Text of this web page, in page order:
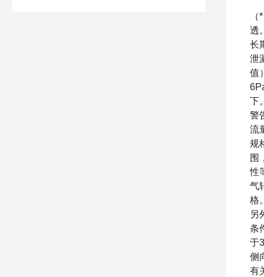
透
长
泄
值
下
警
流
规
围
性
气
格
另
条
于
侧
有